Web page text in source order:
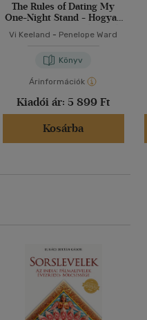
The Rules of Dating My
One-Night Stand - Hogyan
kalandunkkal?
Vi Keeland - Penelope Ward
Könyv
Árinformációk
Kiadói ár: 5 899 Ft
Kosárba